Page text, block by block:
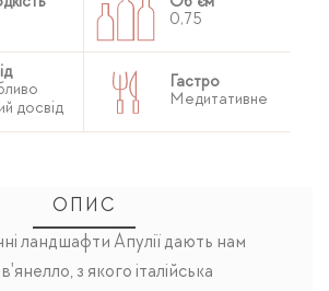
0,75
досвід
Гастро
Медитативне
ОПИС
ландшафти Апулії дають нам
з якого італійська